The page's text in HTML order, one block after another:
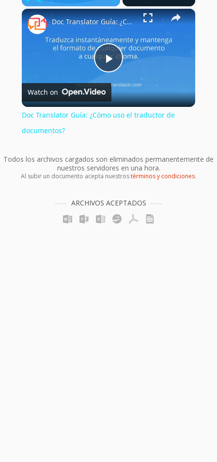
Play Unmute Fullscreen ×
Play
Video
Doc Translator Guía: ¿Cómo uso el traductor de documentos?
Watch on
Doc Translator Guía: ¿Cómo uso el traductor de
documentos?
Todos los archivos cargados son eliminados permanentemente de
nuestros servidores en una hora.
Al subir un documento acepta nuestrostérminos y condiciones.
ARCHIVOS ACEPTADOS